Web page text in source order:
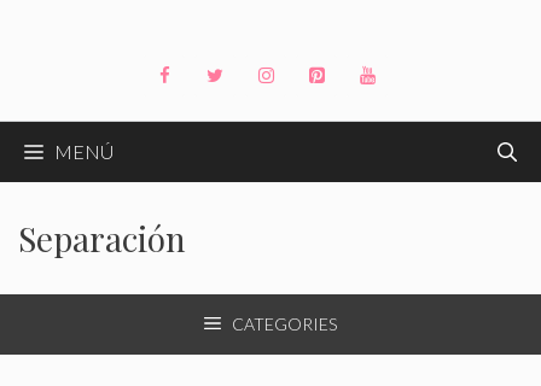
MENÚ
Separación
CATEGORIES